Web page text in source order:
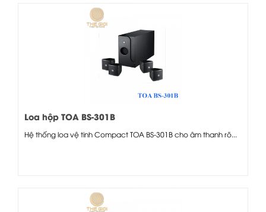
Loa hộp TOA BS-301B
Hệ thống loa vệ tinh Compact TOA BS-301B cho âm thanh rõ...